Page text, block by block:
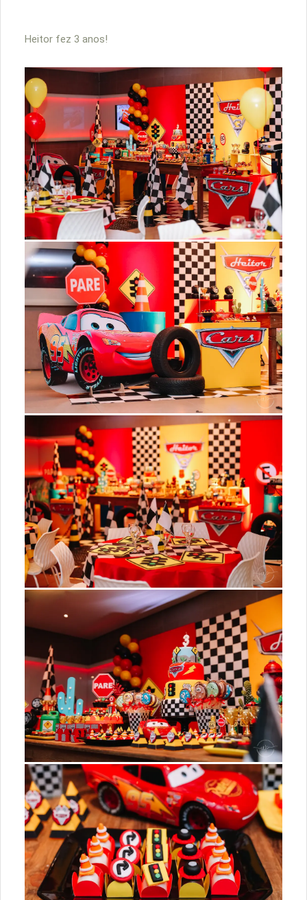
Heitor fez 3 anos!